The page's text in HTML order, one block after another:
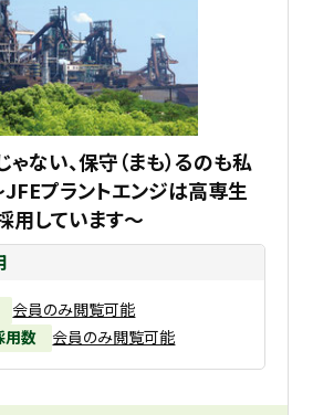
ゃない、保守（まも）るのも私
プラントエンジは高専生
用しています～
会員のみ閲覧可能
用数
会員のみ閲覧可能